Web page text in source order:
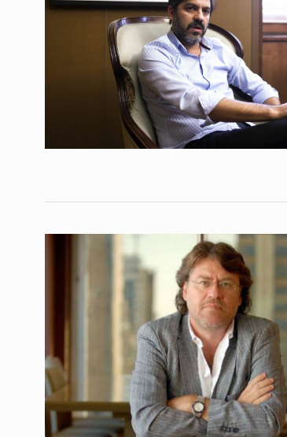
3
La
Horacio
COLUMNAS
4
Carzoglio:
para
«El
NOTICIAS 2
6
«Se
puestos de
NOTICIAS 2
7
“Es una
que
ALERTA! 12